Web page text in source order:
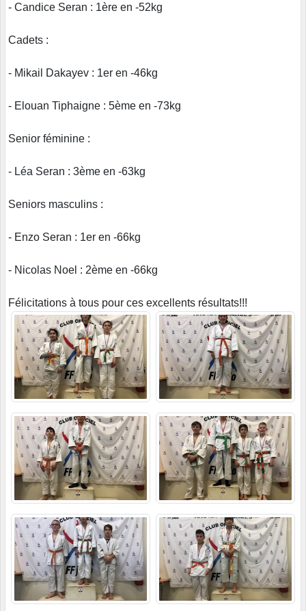
- Candice Seran : 1ère en -52kg
Cadets :
- Mikail Dakayev : 1er en -46kg
- Elouan Tiphaigne : 5ème en -73kg
Senior féminine :
- Léa Seran : 3ème en -63kg
Seniors masculins :
- Enzo Seran : 1er en -66kg
- Nicolas Noel : 2ème en -66kg
Félicitations à tous pour ces excellents résultats!!!